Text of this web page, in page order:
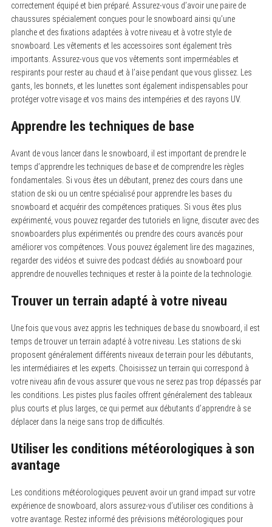
correctement équipé et bien préparé. Assurez-vous d’avoir une paire de
chaussures spécialement conçues pour le snowboard ainsi qu’une
planche et des fixations adaptées à votre niveau et à votre style de
snowboard. Les vêtements et les accessoires sont également très
importants. Assurez-vous que vos vêtements sont imperméables et
respirants pour rester au chaud et à l’aise pendant que vous glissez. Les
gants, les bonnets, et les lunettes sont également indispensables pour
protéger votre visage et vos mains des intempéries et des rayons UV.
Apprendre les techniques de base
Avant de vous lancer dans le snowboard, il est important de prendre le
temps d’apprendre les techniques de base et de comprendre les règles
fondamentales. Si vous êtes un débutant, prenez des cours dans une
station de ski ou un centre spécialisé pour apprendre les bases du
snowboard et acquérir des compétences pratiques. Si vous êtes plus
expérimenté, vous pouvez regarder des tutoriels en ligne, discuter avec des
snowboarders plus expérimentés ou prendre des cours avancés pour
améliorer vos compétences. Vous pouvez également lire des magazines,
regarder des vidéos et suivre des podcast dédiés au snowboard pour
apprendre de nouvelles techniques et rester à la pointe de la technologie.
Trouver un terrain adapté à votre niveau
Une fois que vous avez appris les techniques de base du snowboard, il est
temps de trouver un terrain adapté à votre niveau. Les stations de ski
proposent généralement différents niveaux de terrain pour les débutants,
les intermédiaires et les experts. Choisissez un terrain qui correspond à
votre niveau afin de vous assurer que vous ne serez pas trop dépassés par
les conditions. Les pistes plus faciles offrent généralement des tableaux
plus courts et plus larges, ce qui permet aux débutants d’apprendre à se
déplacer dans la neige sans trop de difficultés.
Utiliser les conditions météorologiques à son
avantage
Les conditions météorologiques peuvent avoir un grand impact sur votre
expérience de snowboard, alors assurez-vous d’utiliser ces conditions à
votre avantage. Restez informé des prévisions météorologiques pour
S
a